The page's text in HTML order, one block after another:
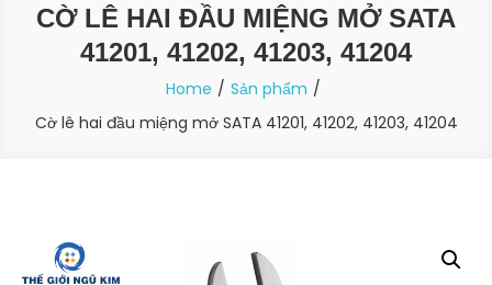
CỜ LÊ HAI ĐẦU MIỆNG MỞ SATA
41201, 41202, 41203, 41204
Home
Sản phẩm
Cờ lê hai đầu miệng mở SATA 41201, 41202, 41203, 41204